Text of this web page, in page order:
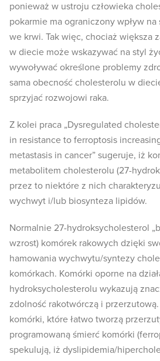
ponieważ w ustroju człowieka
pokarmie ma ograniczony wpływ
we krwi. Tak więc, chociaż większa
w diecie może wskazywać na styl
wywoływać określone problemy
sama obecność cholesterolu w
sprzyjać rozwojowi raka.
Z kolei praca „Dysregulated
in resistance to ferroptosis
metastasis in cancer” sugeruje, iż
metabolitem cholesterolu (27-
przez to niektóre z nich
wychwyt i/lub biosynteza lipidów.
Normalnie 27-hydroksycholesterol
wzrost) komórek rakowych dzięki
hamowania wychwytu/syntezy
komórkach. Komórki oporne na
hydroksycholesterolu wykazują
zdolność rakotwórczą i
komórki, które łatwo tworzą
programowaną śmierć komórki
spekulują, iż dyslipidemia/